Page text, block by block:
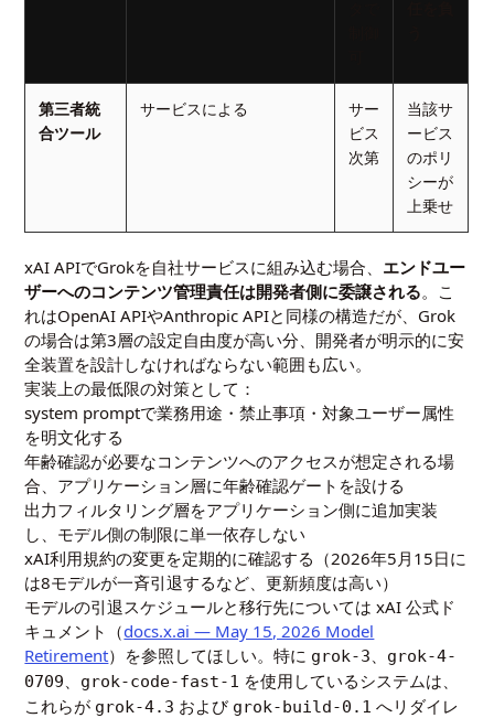
第三者統
合ツール
サービスによる
サー
ビス
次第
当該サ
ービス
のポリ
シーが
上乗せ
xAI APIでGrokを自社サービスに組み込む場合、 エンドユー
ザーへのコンテンツ管理責任は開発者側に委譲される。こ
れはOpenAI APIやAnthropic APIと同様の構造だが、Grok
の場合は第3層の設定自由度が高い分、開発者が明示的に安
全装置を設計しなければならない範囲も広い。
実装上の最低限の対策として：
system promptで業務用途・禁止事項・対象ユーザー属性
を明文化する
年齢確認が必要なコンテンツへのアクセスが想定される場
合、アプリケーション層に年齢確認ゲートを設ける
出力フィルタリング層をアプリケーション側に追加実装
し、モデル側の制限に単一依存しない
xAI利用規約の変更を定期的に確認する（2026年5月15日に
は8モデルが一斉引退するなど、更新頻度は高い）
モデルの引退スケジュールと移行先については xAI 公式ド
キュメント（docs.x.ai — May 15, 2026 Model
Retirement）を参照してほしい。特に grok-3
grok-4-
0709
grok-code-fast-1 を使用しているシステムは、
これらが grok-4.3 および grok-build-0.1 へリダイレ